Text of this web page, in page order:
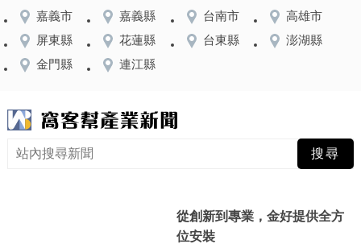
嘉義市
嘉義縣 台南市
高雄市
屏東縣
花蓮縣 台東縣
澎湖縣
金門縣
連江縣
從創新到專業，金好提供全方
位安裝